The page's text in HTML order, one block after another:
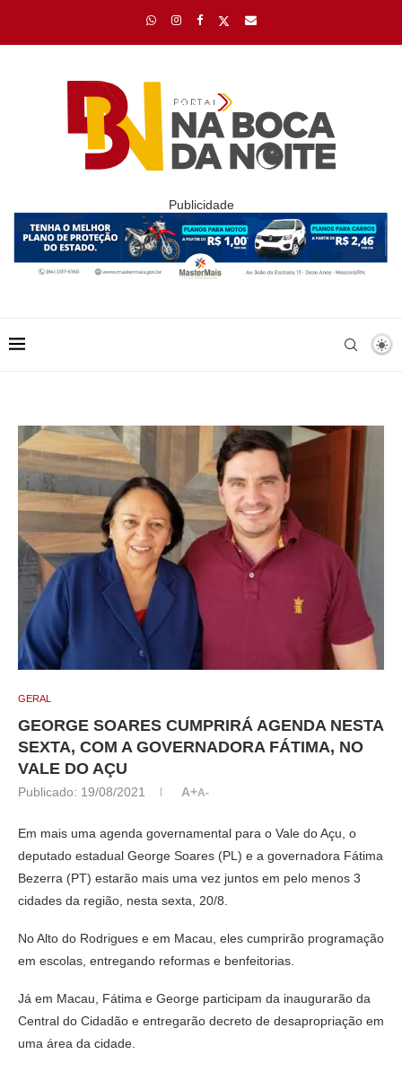
Publicidade
GERAL
GEORGE SOARES CUMPRIRÁ AGENDA NESTA
SEXTA, COM A GOVERNADORA FÁTIMA, NO
VALE DO AÇU
Publicado: 19/08/2021 A+A-
Em mais uma agenda governamental para o Vale do Açu, o
deputado estadual George Soares (PL) e a governadora Fátima
Bezerra (PT) estarão mais uma vez juntos em pelo menos 3
cidades da região, nesta sexta, 20/8.
No Alto do Rodrigues e em Macau, eles cumprirão programação
em escolas, entregando reformas e benfeitorias.
Já em Macau, Fátima e George participam da inaugurarão da
Central do Cidadão e entregarão decreto de desapropriação em
uma área da cidade.